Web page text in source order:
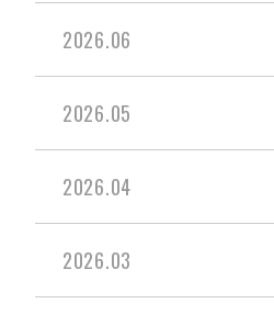
2026.06
2026.05
2026.04
2026.03